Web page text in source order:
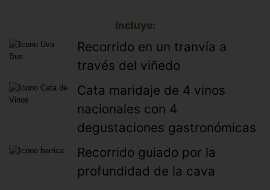
Incluye:
Recorrido en un tranvía a
través del viñedo
Cata maridaje de 4 vinos
nacionales con 4
degustaciones gastronómicas
Recorrido guiado por la
profundidad de la cava